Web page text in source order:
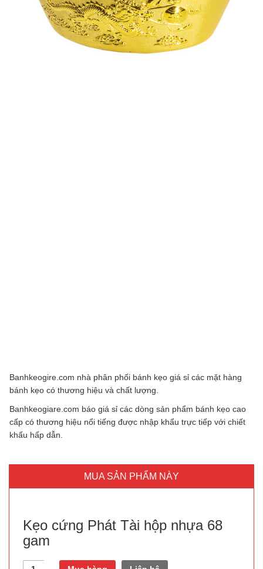
Banhkeogire.com nhà phân phối bánh kẹo giá sỉ các mặt hàng
bánh kẹo có thương hiệu và chất lượng.
Banhkeogiare.com báo giá sỉ các dòng sản phẩm bánh kẹo cao
cấp có thương hiệu nổi tiếng được nhập khẩu trực tiếp với chiết
khấu hấp dẫn.
MUA SẢN PHẨM NÀY
Kẹo cứng Phát Tài hộp nhựa 68
gam
Quantity